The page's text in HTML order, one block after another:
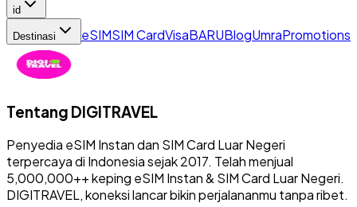
id
Destinasi eSIMSIM CardVisaBARUBlogUmraPromotions
Tentang DIGITRAVEL
Penyedia eSIM Instan dan SIM Card Luar Negeri
terpercaya di Indonesia sejak 2017. Telah menjual
5,000,000++ keping eSIM Instan & SIM Card Luar Negeri.
DIGITRAVEL, koneksi lancar bikin perjalananmu tanpa ribet.